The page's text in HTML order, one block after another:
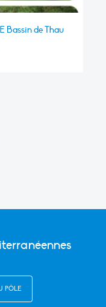
Bassin de Thau
PÔLE